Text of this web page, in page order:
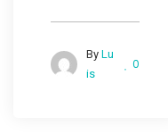
By Lu
is
0